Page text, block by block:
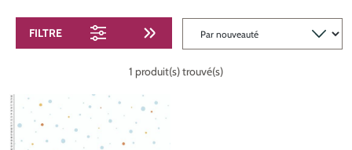
FILTRE
1 produit(s) trouvé(s)